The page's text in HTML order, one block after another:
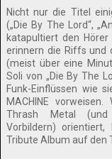
Nicht nur die Titel
(„Die By The Lord“,
katapultiert den
erinnern die Riffs und
(meist über eine
Soli von „Die By The
Funk-Einflüssen wie
MACHINE
Thrash Metal (und
Vorbildern)
Tribute Album auf den